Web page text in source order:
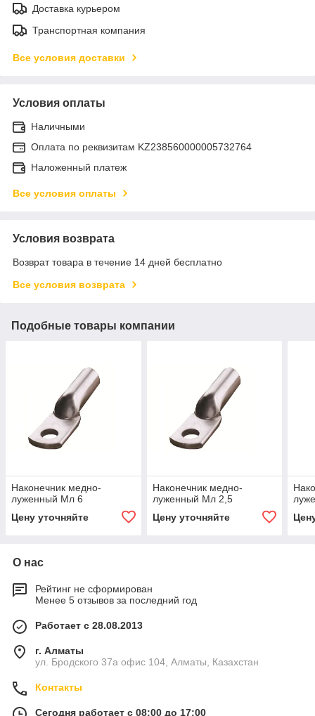
Доставка курьером
Транспортная компания
Все условия доставки
Условия оплаты
Наличными
Оплата по реквизитам KZ238560000005732764
Наложенный платеж
Все условия оплаты
Условия возврата
Возврат товара в течение 14 дней бесплатно
Все условия возврата
Подобные товары компании
Наконечник медно-
луженный Мл 6
Цену уточняйте
Наконечник медно-
луженный Мл 2,5
Цену уточняйте
О нас
Рейтинг не сформирован
Менее 5 отзывов за последний год
Работает с 28.08.2013
г. Алматы
ул. Бродского 37а офис 104, Алматы, Казахстан
Контакты
Сегодня работает с 08:00 до 17:00